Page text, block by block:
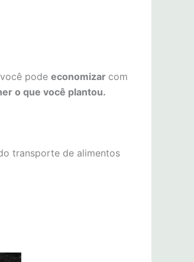
pode economizar com
o que você plantou.
transporte de alimentos